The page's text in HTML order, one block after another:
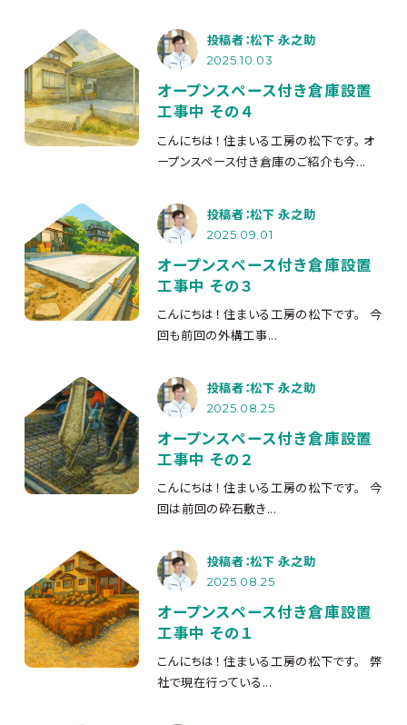
投稿者：松下 永之助
2025.10.03
オープンスペース付き倉庫設置
工事中 その４
こんにちは！ 住まいる工房の松下です。 オ
ープンスペース付き倉庫のご紹介も今...
投稿者：松下 永之助
2025.09.01
オープンスペース付き倉庫設置
工事中 その３
こんにちは！ 住まいる工房の松下です。 今
回も前回の外構工事...
投稿者：松下 永之助
2025.08.25
オープンスペース付き倉庫設置
工事中 その２
こんにちは！ 住まいる工房の松下です。 今
回は前回の砕石敷き...
投稿者：松下 永之助
2025.08.25
オープンスペース付き倉庫設置
工事中 その１
こんにちは！ 住まいる工房の松下です。 弊
社で現在行っている...